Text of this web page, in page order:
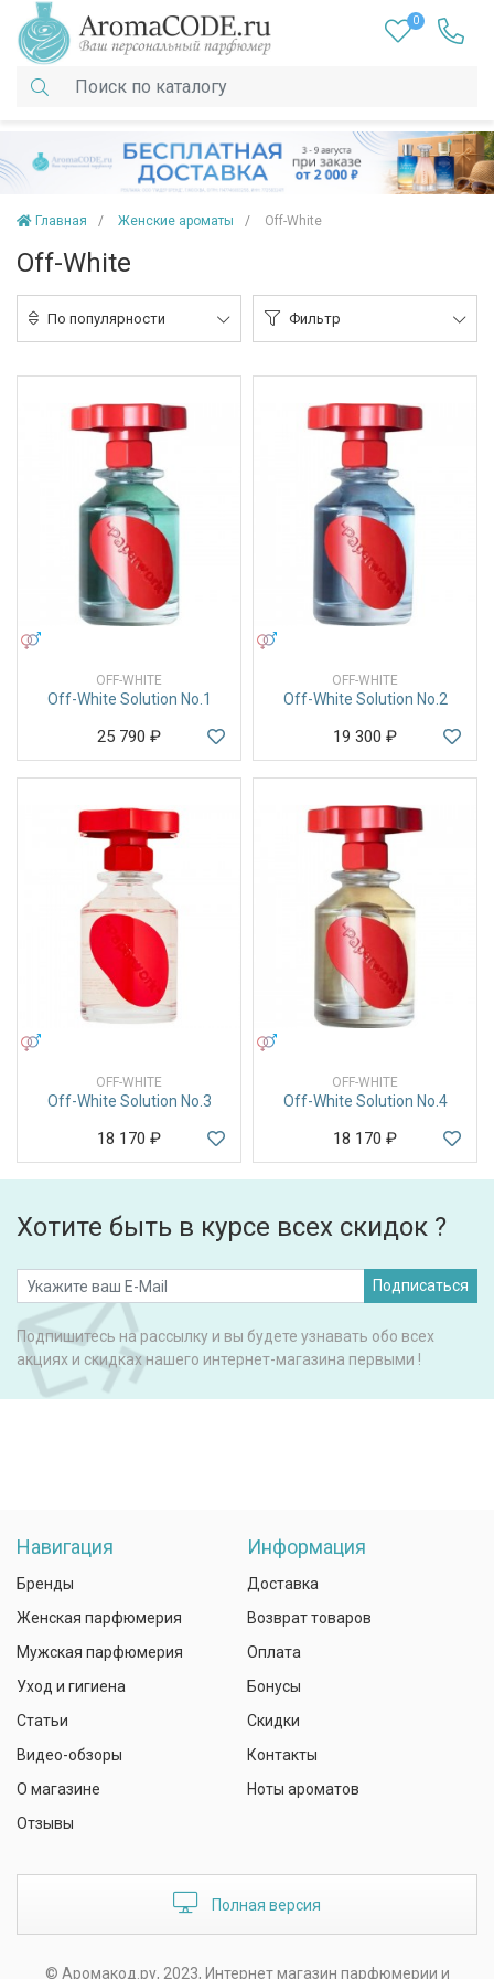
0
Главная Женские ароматы Off-White
Off-White
По популярности Фильтр
OFF-WHITE
Off-White Solution No.1
25 790 ₽
OFF-WHITE
Off-White Solution No.2
19 300 ₽
OFF-WHITE
Off-White Solution No.3
18 170 ₽
OFF-WHITE
Off-White Solution No.4
18 170 ₽
Хотите быть в курсе всех скидок ?
Подписаться
Подпишитесь на рассылку и вы будете узнавать обо всех
акциях и скидках нашего интернет-магазина первыми !
Навигация
Бренды
Женская парфюмерия
Мужская парфюмерия
Уход и гигиена
Статьи
Видео-обзоры
О магазине
Отзывы
Информация
Доставка
Возврат товаров
Оплата
Бонусы
Скидки
Контакты
Ноты ароматов
Полная версия
© Аромакод.ру, 2023, Интернет магазин парфюмерии и